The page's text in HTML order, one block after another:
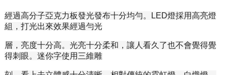
經過高分子亞克力板發光發布十分均勻。
LED燈採用高亮燈
組，打光出來效果經過勻光
層，亮度十分高。 光亮十分柔和，讓人看久了也不會覺得覺
得刺眼。 迷你字使用三維雕